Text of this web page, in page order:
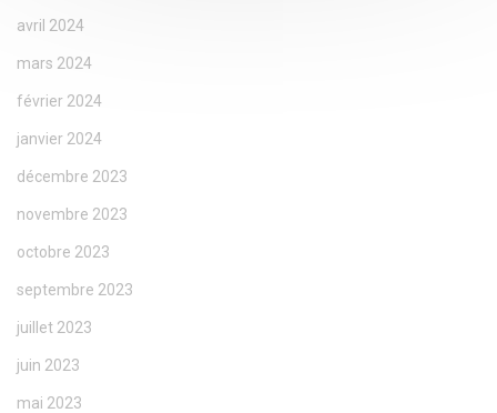
avril 2024
mars 2024
février 2024
janvier 2024
décembre 2023
novembre 2023
octobre 2023
septembre 2023
juillet 2023
juin 2023
mai 2023